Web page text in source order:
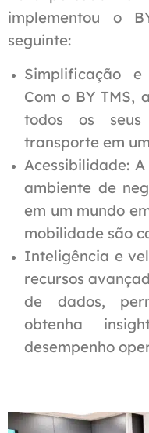
implementou o
seguinte:
Simplificação
Com o BY TMS,
todos os seus
transporte em
Acessibilidade:
ambiente de
em um mundo
mobilidade são
Inteligência e
recursos
de dados,
obtenha
desempenho